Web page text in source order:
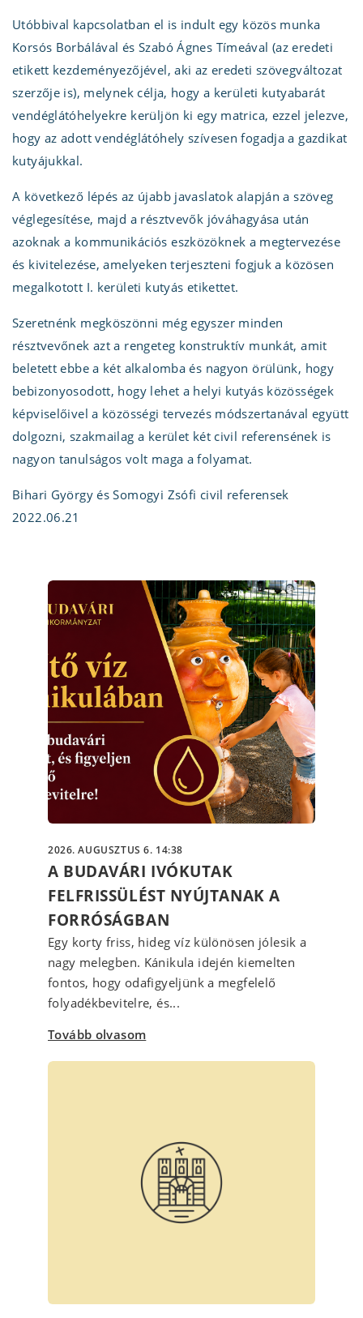
Utóbbival kapcsolatban el is indult egy közös munka
Korsós Borbálával és Szabó Ágnes Tímeával (az eredeti
etikett kezdeményezőjével, aki az eredeti szövegváltozat
szerzője is), melynek célja, hogy a kerületi kutyabarát
vendéglátóhelyekre kerüljön ki egy matrica, ezzel jelezve,
hogy az adott vendéglátóhely szívesen fogadja a gazdikat
kutyájukkal.
A következő lépés az újabb javaslatok alapján a szöveg
véglegesítése, majd a résztvevők jóváhagyása után
azoknak a kommunikációs eszközöknek a megtervezése
és kivitelezése, amelyeken terjeszteni fogjuk a közösen
megalkotott I. kerületi kutyás etikettet.
Szeretnénk megköszönni még egyszer minden
résztvevőnek azt a rengeteg konstruktív munkát, amit
beletett ebbe a két alkalomba és nagyon örülünk, hogy
bebizonyosodott, hogy lehet a helyi kutyás közösségek
képviselőivel a közösségi tervezés módszertanával együtt
dolgozni, szakmailag a kerület két civil referensének is
nagyon tanulságos volt maga a folyamat.
Bihari György és Somogyi Zsófi civil referensek
2022.06.21
2026. AUGUSZTUS 6. 14:38
A BUDAVÁRI IVÓKUTAK
FELFRISSÜLÉST NYÚJTANAK A
FORRÓSÁGBAN
Egy korty friss, hideg víz különösen jólesik a
nagy melegben. Kánikula idején kiemelten
fontos, hogy odafigyeljünk a megfelelő
folyadékbevitelre, és...
Tovább olvasom